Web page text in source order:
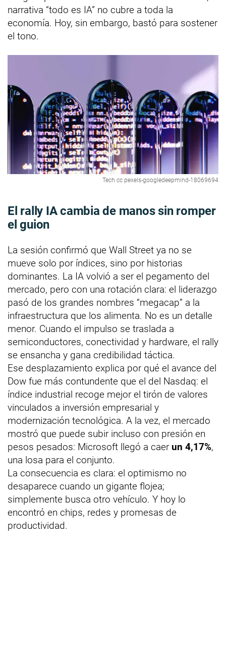
narrativa “todo es IA” no cubre a toda la
economía. Hoy, sin embargo, bastó para sostener
el tono.
Tech cc pexels-googledeepmind-18069694
El rally IA cambia de manos sin romper
el guion
La sesión confirmó que Wall Street ya no se
mueve solo por índices, sino por historias
dominantes. La IA volvió a ser el pegamento del
mercado, pero con una rotación clara: el liderazgo
pasó de los grandes nombres “megacap” a la
infraestructura que los alimenta. No es un detalle
menor. Cuando el impulso se traslada a
semiconductores, conectividad y hardware, el rally
se ensancha y gana credibilidad táctica.
Ese desplazamiento explica por qué el avance del
Dow fue más contundente que el del Nasdaq: el
índice industrial recoge mejor el tirón de valores
vinculados a inversión empresarial y
modernización tecnológica. A la vez, el mercado
mostró que puede subir incluso con presión en
pesos pesados: Microsoft llegó a caer un 4,17%,
una losa para el conjunto.
La consecuencia es clara: el optimismo no
desaparece cuando un gigante flojea;
simplemente busca otro vehículo. Y hoy lo
encontró en chips, redes y promesas de
productividad.